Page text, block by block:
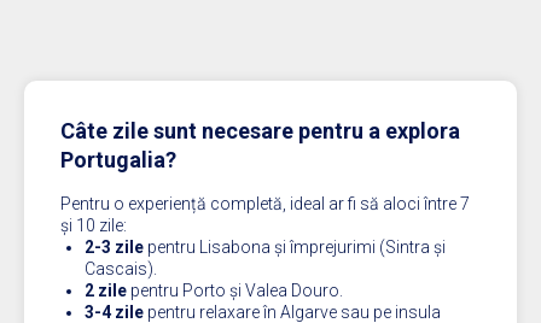
Câte zile sunt necesare pentru a explora
Portugalia?
Pentru o experiență completă, ideal ar fi să aloci între 7
și 10 zile:
2-3 zile pentru Lisabona și împrejurimi (Sintra și
Cascais).
2 zile pentru Porto și Valea Douro.
3-4 zile pentru relaxare în Algarve sau pe insula